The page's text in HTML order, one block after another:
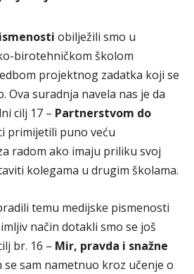
obilježili smo u
birotehničkom školom
projektnog zadatka koji se
Ova suradnja navela nas je da
cilj 17 – Partnerstvom do
primijetili puno veću
radom ako imaju priliku svoj
kolegama u drugim školama.
temu medijske pismenosti
način dotakli smo se još
br. 16 – Mir, pravda i snažne
se sam nametnuo kroz učenje o